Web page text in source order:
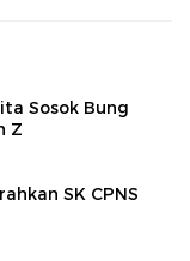
Sosok Bung
Z
SK CPNS